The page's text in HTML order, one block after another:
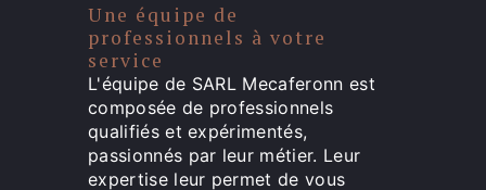
Une équipe de
professionnels à votre
service
L'équipe de SARL Mecaferonn est
composée de professionnels
qualifiés et expérimentés,
passionnés par leur métier. Leur
expertise leur permet de vous